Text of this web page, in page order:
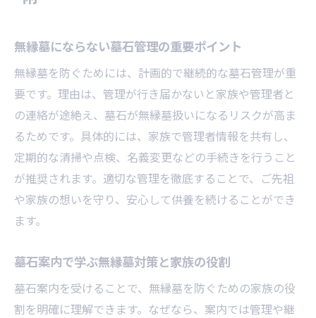
無縁墓にならない墓石管理の重要ポイント
無縁墓を防ぐためには、計画的で継続的な墓石管理が重
要です。理由は、管理が行き届かないと家族や管理者と
の連絡が途絶え、墓石が無縁墓扱いになるリスクが高ま
るためです。具体的には、家族で管理者情報を共有し、
定期的な清掃や点検、名義変更などの手続きを行うこと
が推奨されます。適切な管理を徹底することで、ご先祖
や家族の想いを守り、安心して供養を続けることができ
ます。
墓石案内で学ぶ無縁墓対策と家族の役割
墓石案内を受けることで、無縁墓を防ぐための家族の役
割を明確に理解できます。なぜなら、案内では管理や継